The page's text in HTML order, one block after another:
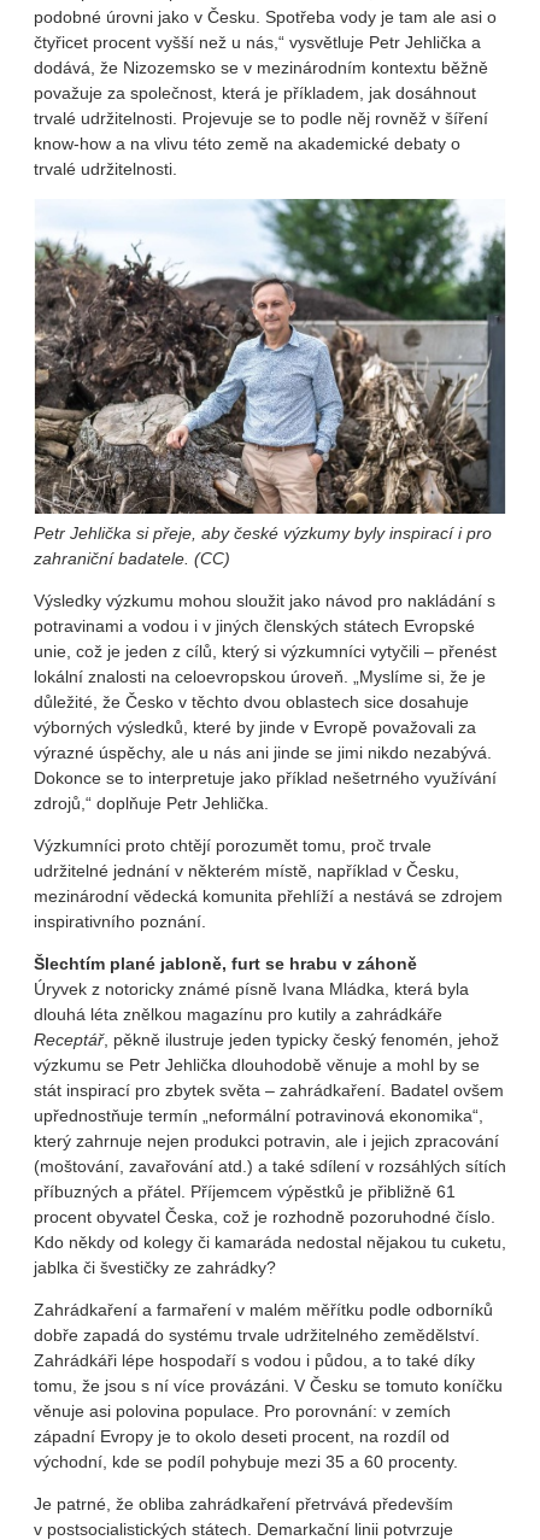
podobné úrovni jako v Česku. Spotřeba vody je tam ale asi o
čtyřicet procent vyšší než u nás,“ vysvětluje Petr Jehlička a
dodává, že Nizozemsko se v mezinárodním kontextu běžně
považuje za společnost, která je příkladem, jak dosáhnout
trvalé udržitelnosti. Projevuje se to podle něj rovněž v šíření
know-how a na vlivu této země na akademické debaty o
trvalé udržitelnosti.
Petr Jehlička si přeje, aby české výzkumy byly inspirací i pro
zahraniční badatele. (CC)
Výsledky výzkumu mohou sloužit jako návod pro nakládání s
potravinami a vodou i v jiných členských státech Evropské
unie, což je jeden z cílů, který si výzkumníci vytyčili – přenést
lokální znalosti na celoevropskou úroveň. „Myslíme si, že je
důležité, že Česko v těchto dvou oblastech sice dosahuje
výborných výsledků, které by jinde v Evropě považovali za
výrazné úspěchy, ale u nás ani jinde se jimi nikdo nezabývá.
Dokonce se to interpretuje jako příklad nešetrného využívání
zdrojů,“ doplňuje Petr Jehlička.
Výzkumníci proto chtějí porozumět tomu, proč trvale
udržitelné jednání v některém místě, například v Česku,
mezinárodní vědecká komunita přehlíží a nestává se zdrojem
inspirativního poznání.
Šlechtím plané jabloně, furt se hrabu v záhoně
Úryvek z notoricky známé písně Ivana Mládka, která byla
dlouhá léta znělkou magazínu pro kutily a zahrádkáře
Receptář, pěkně ilustruje jeden typicky český fenomén, jehož
výzkumu se Petr Jehlička dlouhodobě věnuje a mohl by se
stát inspirací pro zbytek světa – zahrádkaření. Badatel ovšem
upřednostňuje termín „neformální potravinová ekonomika“,
který zahrnuje nejen produkci potravin, ale i jejich zpracování
(moštování, zavařování atd.) a také sdílení v rozsáhlých sítích
příbuzných a přátel. Příjemcem výpěstků je přibližně 61
procent obyvatel Česka, což je rozhodně pozoruhodné číslo.
Kdo někdy od kolegy či kamaráda nedostal nějakou tu cuketu,
jablka či švestičky ze zahrádky?
Zahrádkaření a farmaření v malém měřítku podle odborníků
dobře zapadá do systému trvale udržitelného zemědělství.
Zahrádkáři lépe hospodaří s vodou i půdou, a to také díky
tomu, že jsou s ní více provázáni. V Česku se tomuto koníčku
věnuje asi polovina populace. Pro porovnání: v zemích
západní Evropy je to okolo deseti procent, na rozdíl od
východní, kde se podíl pohybuje mezi 35 a 60 procenty.
Je patrné, že obliba zahrádkaření přetrvává především
v postsocialistických státech. Demarkační linii potvrzuje